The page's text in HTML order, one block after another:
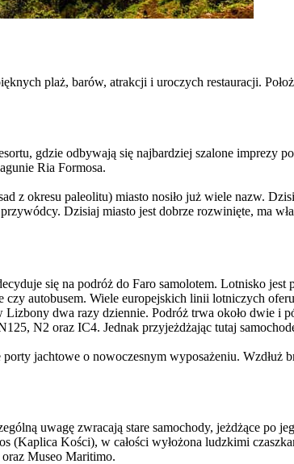
plaż, barów, atrakcji i uroczych restauracji.
gdzie odbywają się najbardziej szalone imprezy
Ria Formosa.
z okresu paleolitu) miasto nosiło już wiele nazw.
Dzisiaj miasto jest dobrze rozwinięte, ma
się na podróż do Faro samolotem. Lotnisko jest
czy autobusem. Wiele europejskich linii lotniczych
dwa razy dziennie. Podróż trwa około dwie i
N2 oraz IC4. Jednak przyjeżdżając tutaj
jachtowe o nowoczesnym wyposażeniu. Wzdłuż
uwagę zwracają stare samochody, jeżdżące po
(Kaplica Kości), w całości wyłożona ludzkimi
Museo Maritimo.